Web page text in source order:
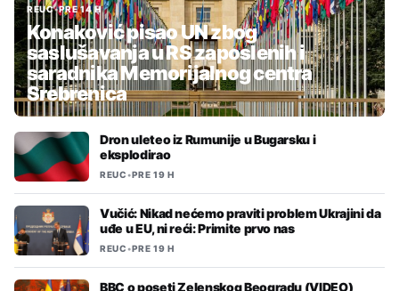
REUC•PRE 14 H
Konaković pisao UN zbog
saslušavanja u RS zaposlenih i
saradnika Memorijalnog centra
Srebrenica
Dron uleteo iz Rumunije u Bugarsku i
eksplodirao
REUC•PRE 19 H
Vučić: Nikad nećemo praviti problem Ukrajini da
uđe u EU, ni reći: Primite prvo nas
REUC•PRE 19 H
BBC o poseti Zelenskog Beogradu (VIDEO)